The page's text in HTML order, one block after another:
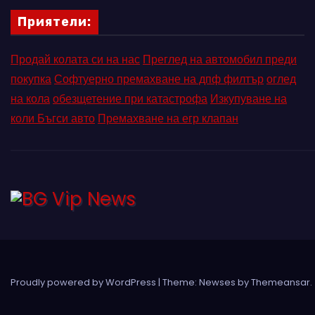
Приятели:
Продай колата си на нас Преглед на автомобил преди
покупкаСофтуерно премахване на дпф филтъроглед
на колаобезщетение при катастрофа Изкупуване на
коли Бъгси авто Премахване на егр клапан
Proudly powered by WordPress | Theme: Newses byThemeansar.